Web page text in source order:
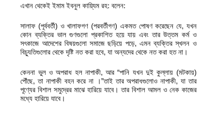
এখান থেকেই ইমাম ইবনুল কায়্যিম রহ: বলেন:
সালাফ (পূর্ববর্তী) ও খালাফগণ (পরবর্তীগণ) একমত পোষণ করেছেন যে, যখন
কোন ব্যক্তির ভাল গুণগুলো প্রকাশিত হয়ে যায় এবং তার উত্তম কর্ম ও
সৎকাজে আদেশের বিষয়গুলো সমাজে ছড়িয়ে পড়ে, এমন ব্যক্তির স্খলন ও
বিচ্যুতিগুলোর থেকে দৃষ্টি নত করা হবে, যা অন্যদের থেকে নত করা হত না।
কেননা ভুল ও অপরাধ হল নাপাকী, আর “পানি যখন দুই কুল্লায় (মটকায়)
পৌঁছে, তা নাপাকী বহন করে না ।”তাই তার অপরাধগুলোও নাপাকী, যা তার
পূণ্যের বিশাল সমুদ্রের মাঝে হারিয়ে যাবে। তার বিশাল আমল ও নেক কাজের
মধ্যে হারিয়ে যাবে।